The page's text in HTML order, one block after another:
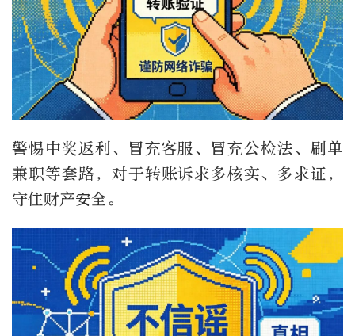
警惕中奖返利、冒充客服、冒充公检法、刷单
兼职等套路，对于转账诉求多核实、多求证，
守住财产安全。